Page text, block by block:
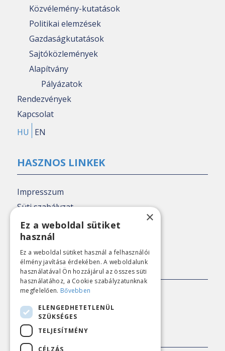
Közvélemény-kutatások
Politikai elemzések
Gazdaságkutatások
Sajtóközlemények
Alapítvány
Pályázatok
Rendezvények
Kapcsolat
HU
EN
HASZNOS LINKEK
Impresszum
Süti szabályzat
Adatkezelési tájékoztató
Nézőpont archív
SAJTÓKAPCSOLAT
E-mail: sajto@nezopont.hu
KAPCSOLAT
×
Ez a weboldal sütiket
használ
Ez a weboldal sütiket használ a felhasználói
élmény javítása érdekében. A weboldalunk
használatával Ön hozzájárul az összes süti
használatához, a Cookie szabályzatunknak
megfelelően. Bővebben
ELENGEDHETETLENÜL
SZÜKSÉGES
TELJESÍTMÉNY
CÉLZÁS